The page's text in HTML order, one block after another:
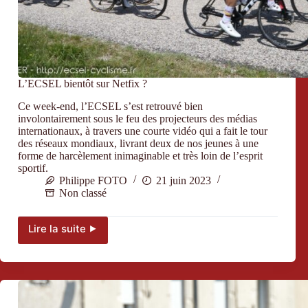
L’ECSEL bientôt sur Netfix ?
Ce week-end, l’ECSEL s’est retrouvé bien
involontairement sous le feu des projecteurs des médias
internationaux, à travers une courte vidéo qui a fait le tour
des réseaux mondiaux, livrant deux de nos jeunes à une
forme de harcèlement inimaginable et très loin de l’esprit
sportif.
Philippe FOTO
21 juin 2023
Non classé
Lire la suite ⯈
L’ECSEL
bientôt
sur